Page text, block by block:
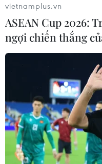
vietnamplus.vn
ASEAN Cup 2026:
ngợi chiến thắng